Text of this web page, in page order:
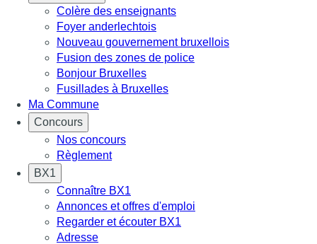
Colère des enseignants
Foyer anderlechtois
Nouveau gouvernement bruxellois
Fusion des zones de police
Bonjour Bruxelles
Fusillades à Bruxelles
Ma Commune
Concours
Nos concours
Règlement
BX1
Connaître BX1
Annonces et offres d'emploi
Regarder et écouter BX1
Adresse